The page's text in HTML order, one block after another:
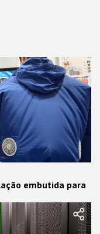
embutida para